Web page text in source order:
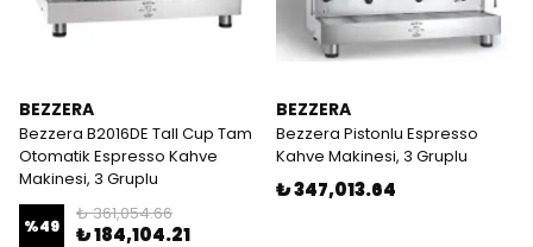
BEZZERA
Bezzera B2016DE Tall Cup Tam
Otomatik Espresso Kahve
Makinesi, 3 Gruplu
%49
₺ 361,054.66
₺ 184,104.21
BEZZERA
Bezzera Pistonlu Espresso
Kahve Makinesi, 3 Gruplu
₺ 347,013.64